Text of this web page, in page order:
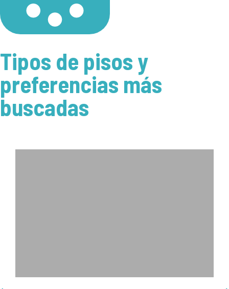
Tipos de pisos y
preferencias más
buscadas